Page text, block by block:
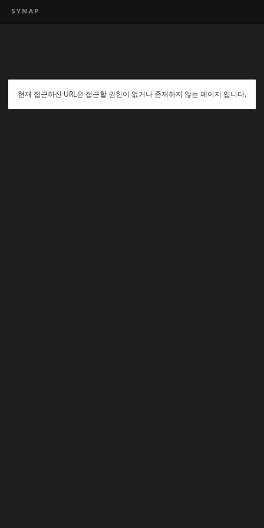
현재 접근하신 URL은 접근할 권한이 없거나 존재하지 않는 페이지 입니다.